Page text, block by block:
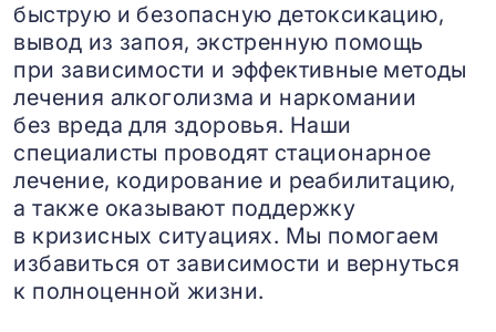
быструю и безопасную детоксикацию,
вывод из запоя, экстренную помощь
при зависимости и эффективные методы
лечения алкоголизма и наркомании
без вреда для здоровья. Наши
специалисты проводят стационарное
лечение, кодирование и реабилитацию,
а также оказывают поддержку
в кризисных ситуациях. Мы помогаем
избавиться от зависимости и вернуться
к полноценной жизни.